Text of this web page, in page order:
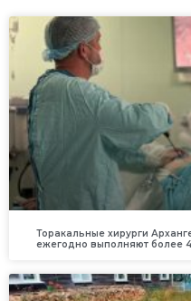
Торакальные хирурги
ежегодно выполняют более